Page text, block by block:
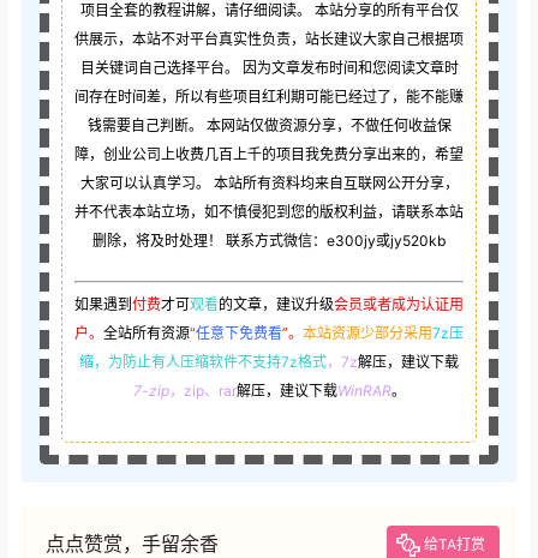
项目全套的教程讲解，请仔细阅读。 本站分享的所有平台仅
供展示，本站不对平台真实性负责，站长建议大家自己根据项
目关键词自己选择平台。 因为文章发布时间和您阅读文章时
间存在时间差，所以有些项目红利期可能已经过了，能不能赚
钱需要自己判断。 本网站仅做资源分享，不做任何收益保
障，创业公司上收费几百上千的项目我免费分享出来的，希望
大家可以认真学习。 本站所有资料均来自互联网公开分享，
并不代表本站立场，如不慎侵犯到您的版权利益，请联系本站
删除，将及时处理！ 联系方式微信：e300jy或jy520kb
如果遇到 付费才可观看的文章，建议升级会员或者成为认证用
户。 全站所有资源“任意下免费看”。 本站资源少部分采用7z压
缩， 为防止有人压缩软件不支持7z格式，7z解压，建议下载
7-zip，zip、rar解压，建议下载WinRAR。
点点赞赏，手留余香 给TA打赏